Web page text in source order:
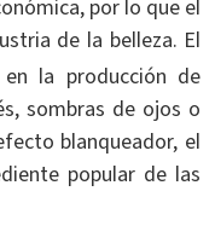
por lo que el
de la belleza. El
la producción de
sombras de ojos o
blanqueador, el
popular de las